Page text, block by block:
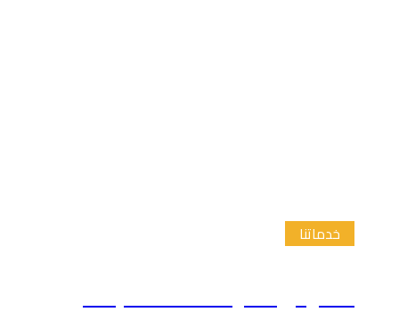
خدماتنا
تلخيص الدراسات السابقة